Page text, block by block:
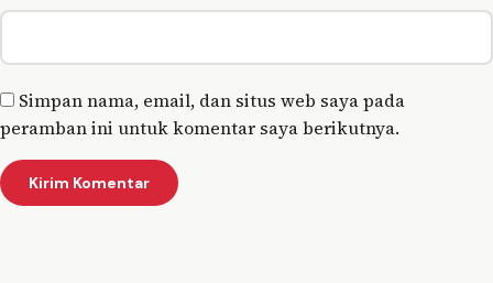
Simpan nama, email, dan situs web saya pada
peramban ini untuk komentar saya berikutnya.